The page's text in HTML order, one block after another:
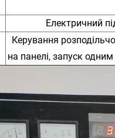
Електричний
Керування
на панелі, запуск